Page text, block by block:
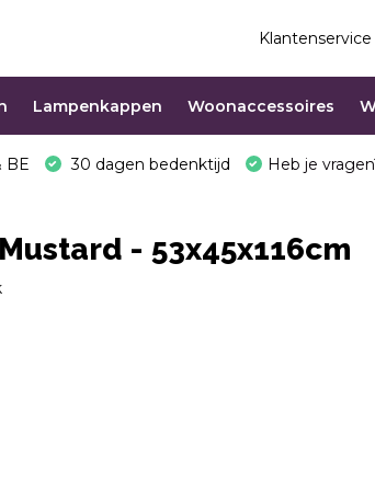
Klantenservice
Lampenkappen Woonaccessoires
BE 30 dagen bedenktijd Heb je
- 53x45x116cm